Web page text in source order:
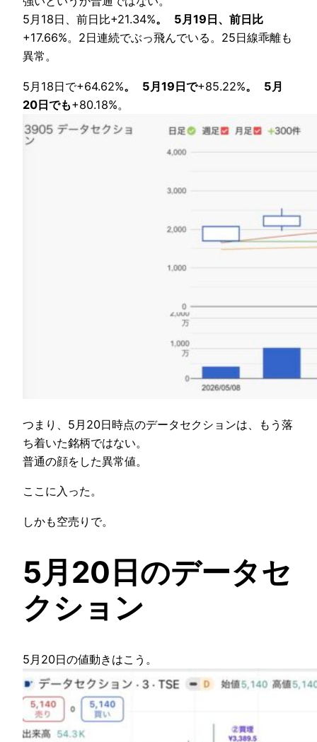
5月18日、前日比+21.34%。
5月19日、前日比
+17.66%。 2日連続でぶっ飛んでいる。25日線乖離も
異常。
5月18日で+64.62%。 5月19日で+85.22%。
5月
20日でも+80.18%。
つまり、5月20日時点のデータセクションは、もう落
ち着いた銘柄ではない。
普通の顔をした異常値。
ここに入った。
しかも空売りで。
5月20日のデータセ
クション
5月20日の値動きはこう。